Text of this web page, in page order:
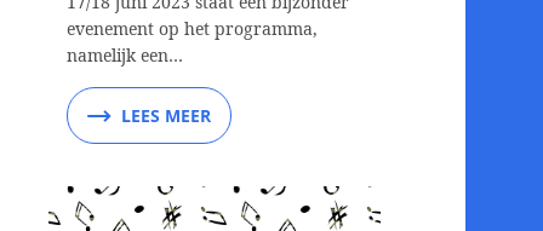
evenement op het programma,
namelijk een…
LEES MEER